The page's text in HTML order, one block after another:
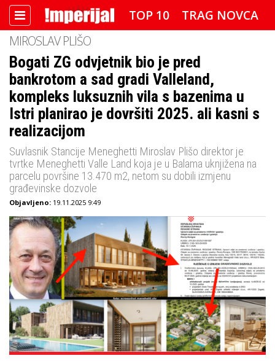
TOP 10
TRAG NOVCA
DETEKTOR
FOTO SPECIJAL
IMPERIJAL VIDEO
RADAR
IMPERIJAL & FREETIME
IMPERIJALOVE POZNATE FACE
MIROSLAV PLIŠO
Bogati ZG odvjetnik bio je pred
bankrotom a sad gradi Valleland,
kompleks luksuznih vila s bazenima u
Istri planirao je dovršiti 2025. ali kasni s
realizacijom
Suvlasnik Stancije Meneghetti Miroslav Plišo direktor je
tvrtke Meneghetti Valle Land koja je u Balama uknjižena na
parcelu površine 13.470 m2, netom su dobili izmjenu
građevinske dozvole
Objavljeno: 19.11.2025 9:49